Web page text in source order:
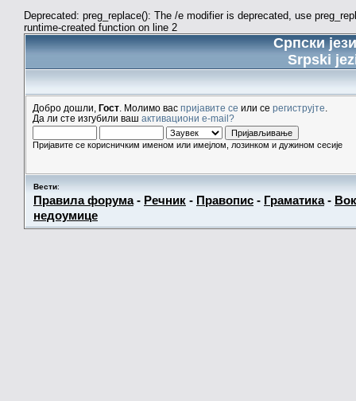
Deprecated: preg_replace(): The /e modifier is deprecated, use
runtime-created function on line 2
Српски
Srpski
Добро дошли, Гост . Молимо вас пријавите се или се региструјте
Да ли сте изгубили ваш активациони e-mail?
Пријавите се корисничким именом или имејлом, лозинком и дужином сесије
Вести:
Правила форума- Речник - Правопис - Граматика-
недоумице